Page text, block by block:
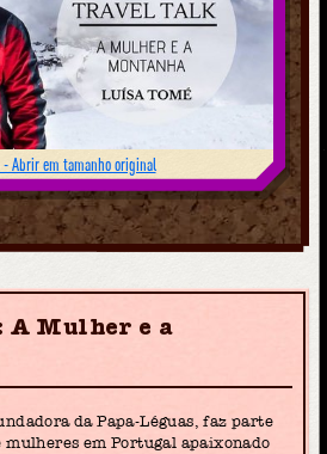
- Abrir em tamanho original
Mulher e a
da Papa-Léguas, faz parte
em Portugal apaixonado